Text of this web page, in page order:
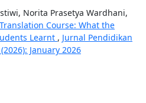
Norita Prasetya Wardhani,
Translation Course: What the
Learnt , Jurnal Pendidikan
January 2026